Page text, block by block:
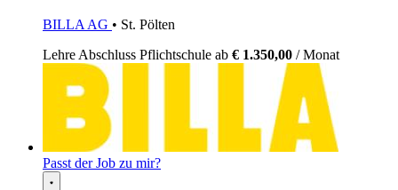
BILLA AG • St. Pölten
Lehre Abschluss Pflichtschule ab € 1.350,00 / Monat
Passt der Job zu mir?